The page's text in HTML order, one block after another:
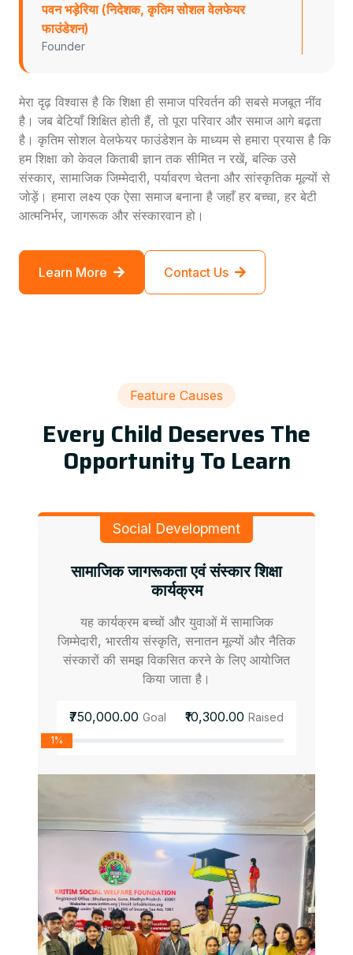
पवन भड़ेरिया (निदेशक, कृतिम सोशल वेलफेयर
फाउंडेशन)
Founder
मेरा दृढ़ विश्वास है कि शिक्षा ही समाज परिवर्तन की सबसे मजबूत नींव
है। जब बेटियाँ शिक्षित होती हैं, तो पूरा परिवार और समाज आगे बढ़ता
है। कृतिम सोशल वेलफेयर फाउंडेशन के माध्यम से हमारा प्रयास है कि
हम शिक्षा को केवल किताबी ज्ञान तक सीमित न रखें, बल्कि उसे
संस्कार, सामाजिक जिम्मेदारी, पर्यावरण चेतना और सांस्कृतिक मूल्यों से
जोड़ें। हमारा लक्ष्य एक ऐसा समाज बनाना है जहाँ हर बच्चा, हर बेटी
आत्मनिर्भर, जागरूक और संस्कारवान हो।
Learn More Contact Us
Feature Causes
Every Child Deserves The
Opportunity To Learn
Social Development
सामाजिक जागरूकता एवं संस्कार शिक्षा
कार्यक्रम
यह कार्यक्रम बच्चों और युवाओं में सामाजिक
जिम्मेदारी, भारतीय संस्कृति, सनातन मूल्यों और नैतिक
संस्कारों की समझ विकसित करने के लिए आयोजित
किया जाता है।
₹750,000.00 Goal ₹10,300.00 Raised
1%